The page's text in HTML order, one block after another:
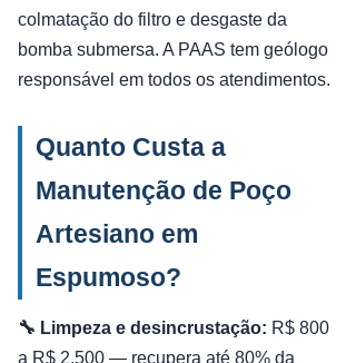
colmatação do filtro e desgaste da
bomba submersa. A PAAS tem geólogo
responsável em todos os atendimentos.
Quanto Custa a
Manutenção de Poço
Artesiano em
Espumoso?
🔧 Limpeza e desincrustação: R$ 800
a R$ 2.500 — recupera até 80% da